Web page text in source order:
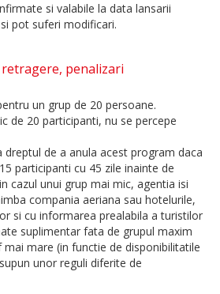
si valabile la data lansarii
pot suferi modificari.
penalizari
un grup de 20 persoane.
de 20 participanti, nu se percepe
dreptul de a anula acest program daca
participanti cu 45 zile inainte de
cazul unui grup mai mic, agentia isi
compania aeriana sau hotelurile,
si cu informarea prealabila a turistilor
suplimentar fata de grupul maxim
mare (in functie de disponibilitatile
unor reguli diferite de